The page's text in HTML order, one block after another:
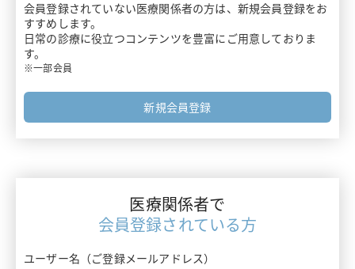
カナリア
タリージェ
エムガルティ
バイオシミラー
ワクチン
スキルアップ講座
Pharmacist Forum
フォーミュラリー最前線
ガイドライン情報
ターニングポイントで考える診療アプローチ
患者さんを多面的に診るためのMulti-Angle Approach
患者さんとチームでつくるClinical Story
会員登録されていない医療関係者の方は、 新規会員登録をお
すすめします。
日常の診療に役立つコンテンツを豊富にご用意しておりま
す。
※一部会員
新規会員登録
医療関係者で
会員登録されている方
ユーザー名（ご登録メールアドレス）